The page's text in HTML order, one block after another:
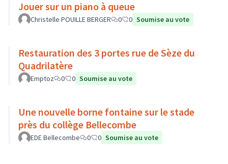
Jouer sur un piano à queue
Christelle POUILLE BERGER 0 0 Soumise au vote
Restauration des 3 portes rue de Sèze du
Quadrilatère
Emptoz 0 0 Soumise au vote
Une nouvelle borne fontaine sur le stade
près du collège Bellecombe
EDE Bellecombe 0 0 Soumise au vote